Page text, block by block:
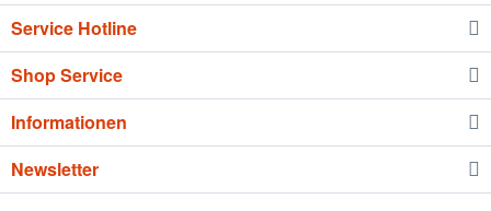
Service Hotline
Shop Service
Informationen
Newsletter